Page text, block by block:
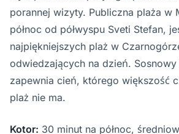
porannej wizyty. Publiczna plaża w
północ od półwyspu Sveti Stefan,
najpiękniejszych plaż w
odwiedzających na dzień. Sosnowy
zapewnia cień, którego większość
plaż nie ma.
Kotor: 30 minut na północ,